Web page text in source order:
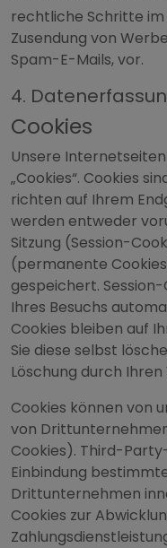
rechtliche Schritte
Zusendung von
Spam-E-Mails, vor.
4.
Cookies
Unsere
„Cookies“. Cookies
richten auf Ihrem
werden entweder
Sitzung (Session-
(permanente
gespeichert.
Ihres Besuchs
Cookies bleiben auf
Sie diese selbst
Löschung durch
Cookies können von
von
Cookies). Third-
Einbindung
Drittunternehmen
Cookies zur